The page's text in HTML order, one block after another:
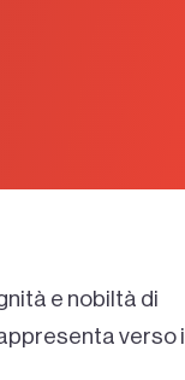
e nobiltà di
verso i